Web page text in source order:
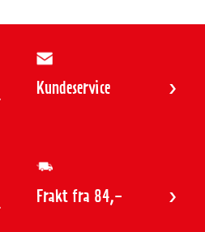
Kundeservice
Frakt fra 84,-